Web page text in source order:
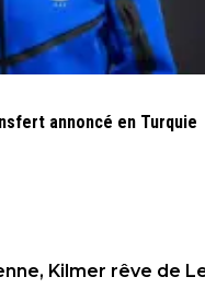
annoncé en Turquie
Kilmer rêve de